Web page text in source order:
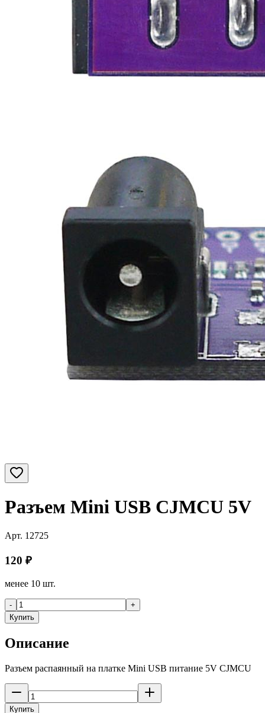
Разъем Mini USB CJMCU 5V
Арт. 12725
120 ₽
менее 10 шт.
-
+
Купить
Описание
Разъем распаянный на платке Mini USB питание 5V CJMCU
Купить